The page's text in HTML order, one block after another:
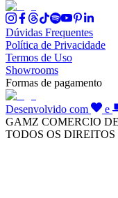
Dúvidas Frequentes
Política de Privacidade
Termos de Uso
Showrooms
Formas de pagamento
Desenvolvido com e
GAMZ COMERCIO
TODOS OS DIREITOS